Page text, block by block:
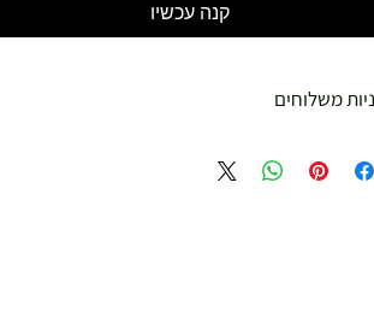
קנה עכשיו
משלוחים